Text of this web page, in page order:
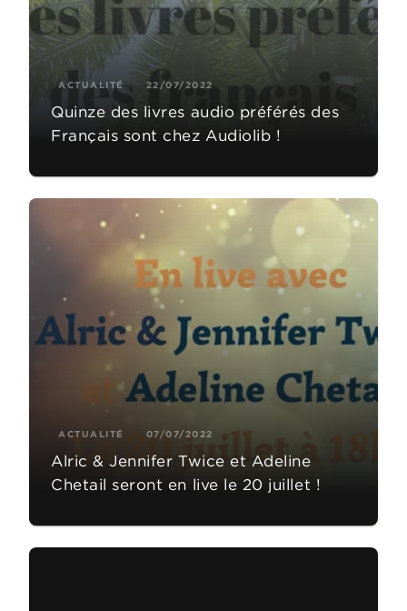
ACTUALITÉ 22/07/2022
Quinze des livres audio préférés des
Français sont chez Audiolib !
ACTUALITÉ 07/07/2022
Alric & Jennifer Twice et Adeline
Chetail seront en live le 20 juillet !